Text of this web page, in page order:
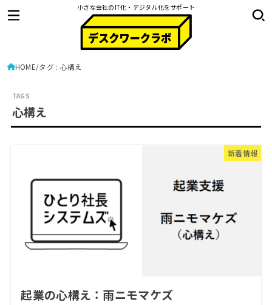
小さな会社のIT化・デジタル化をサポート
HOME タグ : 心構え
心構え
新着情報
起業の心構え：雨ニモマケズ